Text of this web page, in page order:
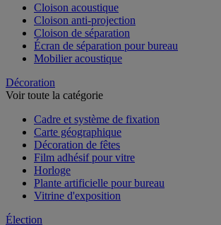
Cloison acoustique
Cloison anti-projection
Cloison de séparation
Écran de séparation pour bureau
Mobilier acoustique
Décoration
Voir toute la catégorie
Cadre et système de fixation
Carte géographique
Décoration de fêtes
Film adhésif pour vitre
Horloge
Plante artificielle pour bureau
Vitrine d'exposition
Élection